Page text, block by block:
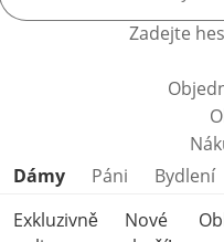
Zadejte
Přeskočit kategorie
Dámy Páni
Bydlení
Exkluzivně
Nové